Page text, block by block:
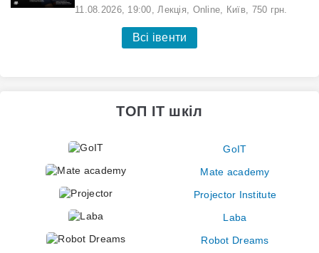
11.08.2026, 19:00 Лекція, Online, Київ, 750 грн.
Всі івенти
ТОП IT шкіл
GoIT
Mate academy
Projector Institute
Laba
Robot Dreams